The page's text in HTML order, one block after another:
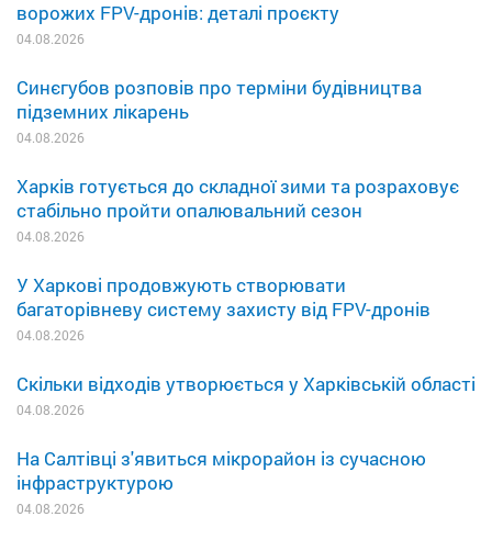
ворожих FPV-дронів: деталі проєкту
04.08.2026
Синєгубов розповів про терміни будівництва
підземних лікарень
04.08.2026
Харків готується до складної зими та розраховує
стабільно пройти опалювальний сезон
04.08.2026
У Харкові продовжують створювати
багаторівневу систему захисту від FPV-дронів
04.08.2026
Скільки відходів утворюється у Харківській області
04.08.2026
На Салтівці з'явиться мікрорайон із сучасною
інфраструктурою
04.08.2026